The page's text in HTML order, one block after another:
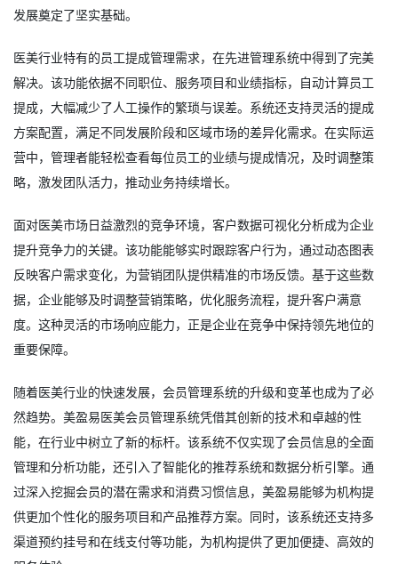
发展奠定了坚实基础。
医美行业特有的员工提成管理需求，在先进管理系统中得到了完美
解决。该功能依据不同职位、服务项目和业绩指标，自动计算员工
提成，大幅减少了人工操作的繁琐与误差。系统还支持灵活的提成
方案配置，满足不同发展阶段和区域市场的差异化需求。在实际运
营中，管理者能轻松查看每位员工的业绩与提成情况，及时调整策
略，激发团队活力，推动业务持续增长。
面对医美市场日益激烈的竞争环境，客户数据可视化分析成为企业
提升竞争力的关键。该功能能够实时跟踪客户行为，通过动态图表
反映客户需求变化，为营销团队提供精准的市场反馈。基于这些数
据，企业能够及时调整营销策略，优化服务流程，提升客户满意
度。这种灵活的市场响应能力，正是企业在竞争中保持领先地位的
重要保障。
随着医美行业的快速发展，会员管理系统的升级和变革也成为了必
然趋势。美盈易医美会员管理系统凭借其创新的技术和卓越的性
能，在行业中树立了新的标杆。该系统不仅实现了会员信息的全面
管理和分析功能，还引入了智能化的推荐系统和数据分析引擎。通
过深入挖掘会员的潜在需求和消费习惯信息，美盈易能够为机构提
供更加个性化的服务项目和产品推荐方案。同时，该系统还支持多
渠道预约挂号和在线支付等功能，为机构提供了更加便捷、高效的